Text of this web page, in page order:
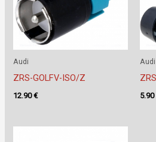
Audi
ZRS-GOLFV-ISO/Z
12.90€
Audi
5.90